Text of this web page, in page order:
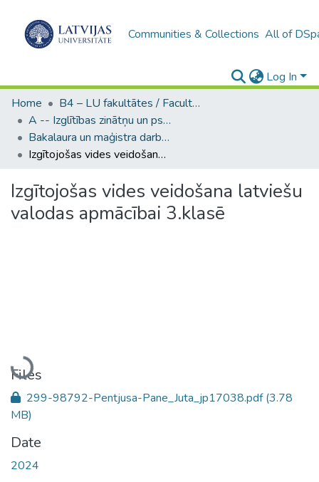
Communities & Collections All of
Log In
Home
B4 – LU fakultātes / Faculties of the UL
A -- Izglītības zinātņu un psiholoģijas fakultāte / Faculty of Education Sciences and Psychology
Bakalaura un maģistra darbi (PPMF) / Bachelor's and Master's theses
Izgītojošas vides veidošana latviešu valodas apmācībai 3.klasē
Izgītojošas vides veidošana latviešu
valodas apmācībai 3.klasē
Loading...
Files
299-98792-Pentjusa-Pane_Juta_jp17038.pdf(3.78
MB)
Date
2024